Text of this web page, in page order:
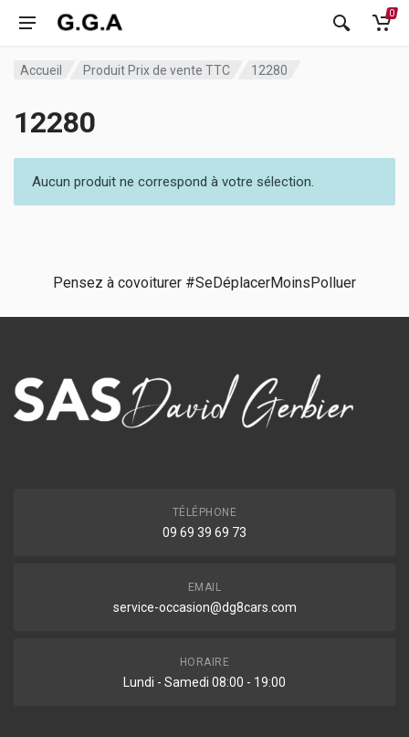
0
Accueil Produit Prix de vente TTC 12280
12280
Aucun produit ne correspond à votre sélection.
Pensez à covoiturer #SeDéplacerMoinsPolluer
TÉLÉPHONE
09 69 39 69 73
EMAIL
service-occasion@dg8cars.com
HORAIRE
Lundi - Samedi 08:00 - 19:00